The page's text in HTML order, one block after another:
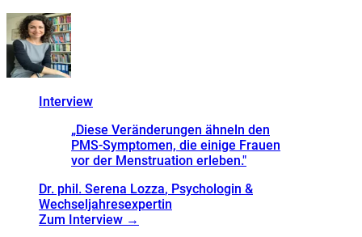
Interview
„Diese Veränderungen ähneln den
PMS-Symptomen, die einige Frauen
vor der Menstruation erleben."
Dr. phil. Serena Lozza, Psychologin &
Wechseljahresexpertin
Zum Interview →